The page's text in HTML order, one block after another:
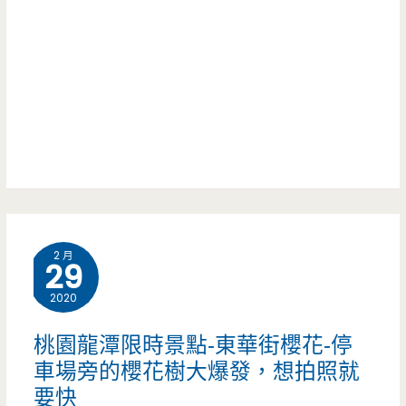
起
控
要
尖
叫
了，
2 月
29
2020
桃園龍潭限時景點-東華街櫻花-停
車場旁的櫻花樹大爆發，想拍照就
要快